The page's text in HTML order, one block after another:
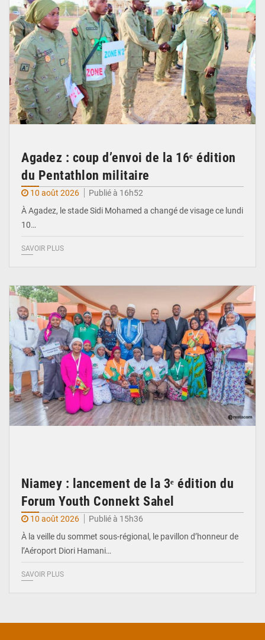
Agadez : coup d’envoi de la 16ᵉ édition
du Pentathlon militaire
10 août 2026
Publié à 16h52
À Agadez, le stade Sidi Mohamed a changé de visage ce lundi
10…
SAVOIR PLUS
Niamey : lancement de la 3ᵉ édition du
Forum Youth Connekt Sahel
10 août 2026
Publié à 15h36
À la veille du sommet sous-régional, le pavillon d’honneur de
l’Aéroport Diori Hamani…
SAVOIR PLUS